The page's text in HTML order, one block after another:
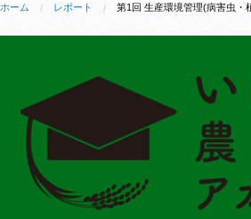
ホーム レポート 第1回 生産環境管理(病害虫・